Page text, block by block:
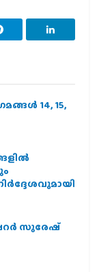
14, 15,
സുരേഷ്